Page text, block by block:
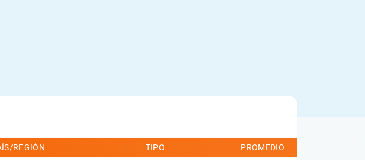
REGIÓN TIPO PROMEDIO